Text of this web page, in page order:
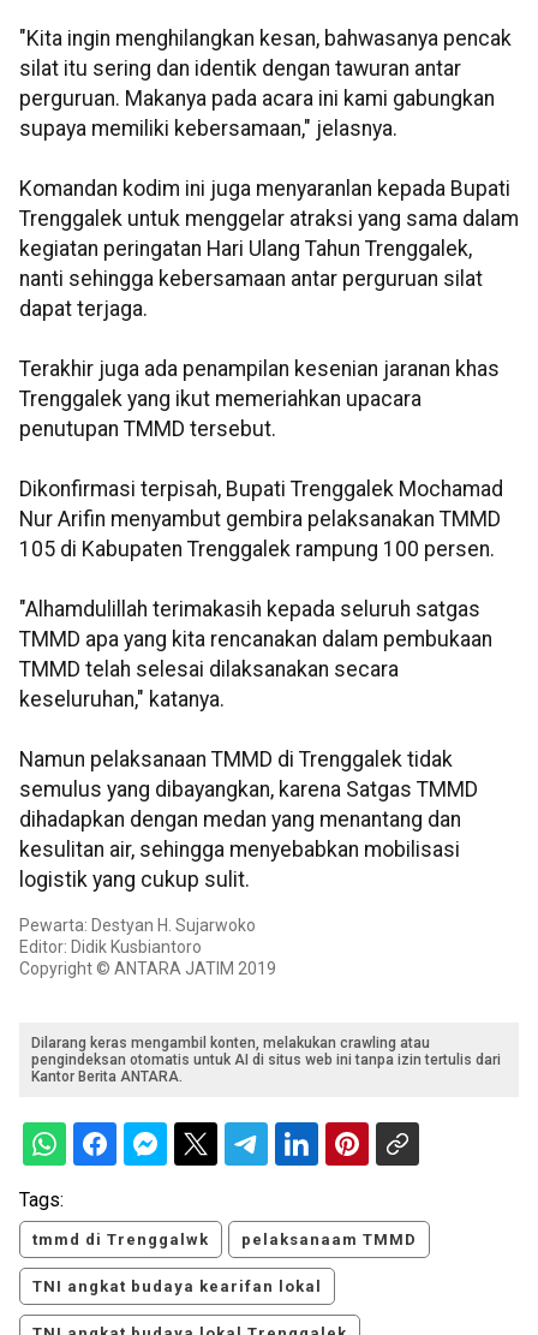
"Kita ingin menghilangkan kesan, bahwasanya pencak
silat itu sering dan identik dengan tawuran antar
perguruan. Makanya pada acara ini kami gabungkan
supaya memiliki kebersamaan," jelasnya.
Komandan kodim ini juga menyaranlan kepada Bupati
Trenggalek untuk menggelar atraksi yang sama dalam
kegiatan peringatan Hari Ulang Tahun Trenggalek,
nanti sehingga kebersamaan antar perguruan silat
dapat terjaga.
Terakhir juga ada penampilan kesenian jaranan khas
Trenggalek yang ikut memeriahkan upacara
penutupan TMMD tersebut.
Dikonfirmasi terpisah, Bupati Trenggalek Mochamad
Nur Arifin menyambut gembira pelaksanakan TMMD
105 di Kabupaten Trenggalek rampung 100 persen.
"Alhamdulillah terimakasih kepada seluruh satgas
TMMD apa yang kita rencanakan dalam pembukaan
TMMD telah selesai dilaksanakan secara
keseluruhan," katanya.
Namun pelaksanaan TMMD di Trenggalek tidak
semulus yang dibayangkan, karena Satgas TMMD
dihadapkan dengan medan yang menantang dan
kesulitan air, sehingga menyebabkan mobilisasi
logistik yang cukup sulit.
Pewarta: Destyan H. Sujarwoko
Editor: Didik Kusbiantoro
Copyright © ANTARA JATIM 2019
Dilarang keras mengambil konten, melakukan crawling atau
pengindeksan otomatis untuk AI di situs web ini tanpa izin tertulis dari
Kantor Berita ANTARA.
Tags:
tmmd di Trenggalwk pelaksanaam TMMD
TNI angkat budaya kearifan lokal